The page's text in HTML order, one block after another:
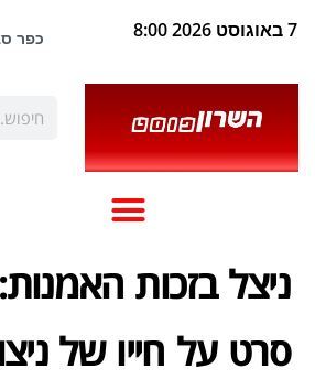
7 באוגוסט 2026 8:00
ניצל בזכות
סרט על חייו של